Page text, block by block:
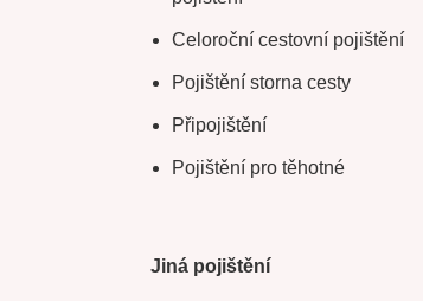
Celoroční cestovní pojištění
Pojištění storna cesty
Připojištění
Pojištění pro těhotné
Jiná pojištění